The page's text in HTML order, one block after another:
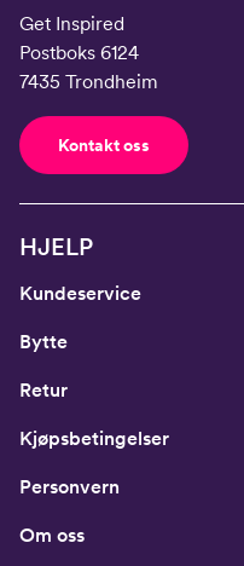
Get Inspired
Postboks 6124
7435 Trondheim
Kontakt oss
HJELP
Kundeservice
Bytte
Retur
Kjøpsbetingelser
Personvern
Om oss